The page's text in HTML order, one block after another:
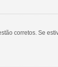
corretos. Se